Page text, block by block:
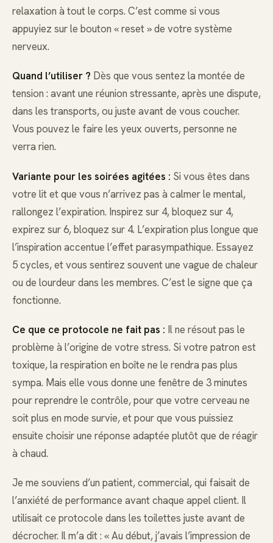
relaxation à tout le corps. C’est comme si vous
appuyiez sur le bouton « reset » de votre système
nerveux.
Quand l’utiliser ? Dès que vous sentez la montée de
tension : avant une réunion stressante, après une dispute,
dans les transports, ou juste avant de vous coucher.
Vous pouvez le faire les yeux ouverts, personne ne
verra rien.
Variante pour les soirées agitées : Si vous êtes dans
votre lit et que vous n’arrivez pas à calmer le mental,
rallongez l’expiration. Inspirez sur 4, bloquez sur 4,
expirez sur 6, bloquez sur 4. L’expiration plus longue que
l’inspiration accentue l’effet parasympathique. Essayez
5 cycles, et vous sentirez souvent une vague de chaleur
ou de lourdeur dans les membres. C’est le signe que ça
fonctionne.
Ce que ce protocole ne fait pas : Il ne résout pas le
problème à l’origine de votre stress. Si votre patron est
toxique, la respiration en boîte ne le rendra pas plus
sympa. Mais elle vous donne une fenêtre de 3 minutes
pour reprendre le contrôle, pour que votre cerveau ne
soit plus en mode survie, et pour que vous puissiez
ensuite choisir une réponse adaptée plutôt que de réagir
à chaud.
Je me souviens d’un patient, commercial, qui faisait de
l’anxiété de performance avant chaque appel client. Il
utilisait ce protocole dans les toilettes juste avant de
décrocher. Il m’a dit : « Au début, j’avais l’impression de